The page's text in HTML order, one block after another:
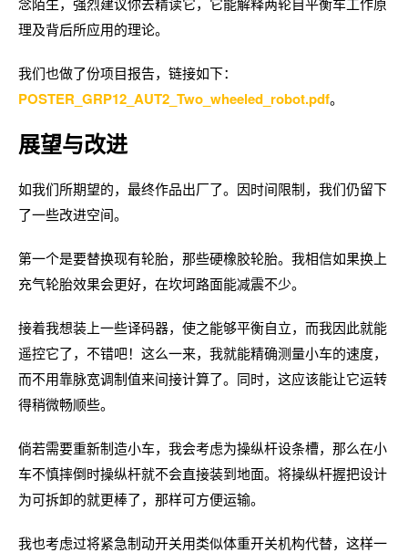
理及背后所应用的理论。
我们也做了份项目报告，链接如下：
POSTER_GRP12_AUT2_Two_wheeled_robot.pdf。
展望与改进
如我们所期望的，最终作品出厂了。因时间限制，我们仍留下
了一些改进空间。
第一个是要替换现有轮胎，那些硬橡胶轮胎。我相信如果换上
充气轮胎效果会更好，在坎坷路面能减震不少。
接着我想装上一些译码器，使之能够平衡自立，而我因此就能
遥控它了，不错吧！这么一来，我就能精确测量小车的速度，
而不用靠脉宽调制值来间接计算了。同时，这应该能让它运转
得稍微畅顺些。
倘若需要重新制造小车，我会考虑为操纵杆设条槽，那么在小
车不慎摔倒时操纵杆就不会直接装到地面。将操纵杆握把设计
为可拆卸的就更棒了，那样可方便运输。
我也考虑过将紧急制动开关用类似体重开关机构代替，这样一